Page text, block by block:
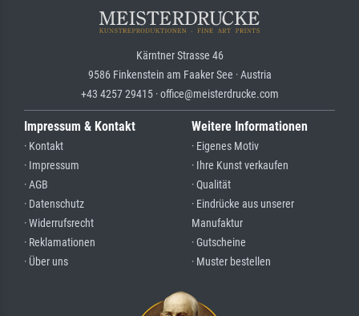
Kärntner Strasse 46
9586 Finkenstein am Faaker See · Austria
+43 4257 29415 · office@meisterdrucke.com
Impressum & Kontakt
· Kontakt
· Impressum
· AGB
· Datenschutz
· Widerrufsrecht
· Reklamationen
· Über uns
Weitere Informationen
· Eigenes Motiv
· Ihre Kunst verkaufen
· Qualität
· Eindrücke aus unserer
Manufaktur
· Gutscheine
· Muster bestellen